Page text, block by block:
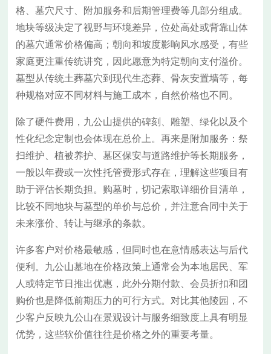
格、墓穴尺寸、附加服务和后期管理费等几部分组成。
地块等级决定了视野与环境差异，位处高处或背靠山体
的墓穴通常价格偏高；朝向和坡度影响风水感受，有些
家庭更注重传统讲究，因此愿意为特定朝向支付溢价。
墓型从传统土葬墓穴到现代生态葬、骨灰安置墙等，每
种规格对应不同材料与施工成本，自然价格也不同。
除了硬件费用，九公山提供的碑刻、雕塑、绿化以及个
性化纪念定制也会体现在总价上。再来是附加服务：祭
扫维护、植被养护、墓区保安与道路维护等长期服务，
一般以年费或一次性托管费形式存在，理解这些项目有
助于评估长期负担。购墓时，切记索取详细价目清单，
比较不同地块与墓型的单价与总价，并注意合同中关于
未来涨价、转让与继承的条款。
许多客户对价格最敏感，但同时也在意情感表达与后代
便利。九公山墓地在价格政策上通常会为本地居民、军
人或特定节日推出优惠，此外分期付款、会员折扣和团
购价也是降低前期压力的可行方式。对比其他陵园，不
少客户反映九公山在景观设计与服务细致度上具有明显
优势，这些软价值往往是价格之外的重要考量。